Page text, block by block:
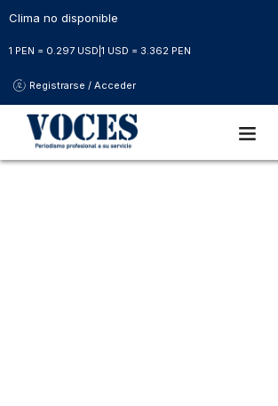
Clima no disponible
1 PEN = 0.297 USD 1 USD = 3.362 PEN
Registrarse / Acceder